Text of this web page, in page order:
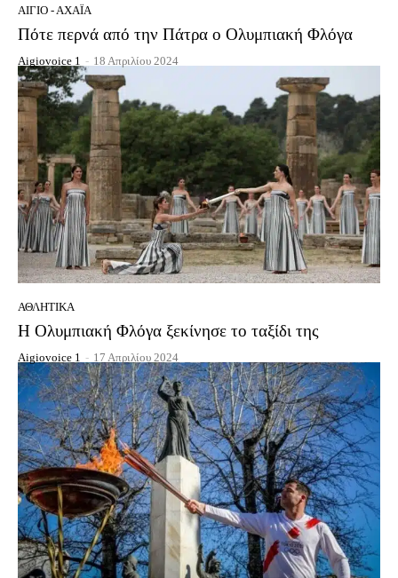
ΑΊΓΙΟ - ΑΧΑΪ́Α
Πότε περνά από την Πάτρα ο Ολυμπιακή Φλόγα
Aigiovoice 1 - 18 Απριλίου 2024
ΑΘΛΗΤΙΚΆ
Η Ολυμπιακή Φλόγα ξεκίνησε το ταξίδι της
Aigiovoice 1 - 17 Απριλίου 2024